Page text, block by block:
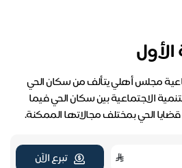
مجلس أهلي يتألف من سكان الحي
الاجتماعية بين سكان الحي فيما
الحي بمختلف مجالاتها الممكنة.
تبرع الآن